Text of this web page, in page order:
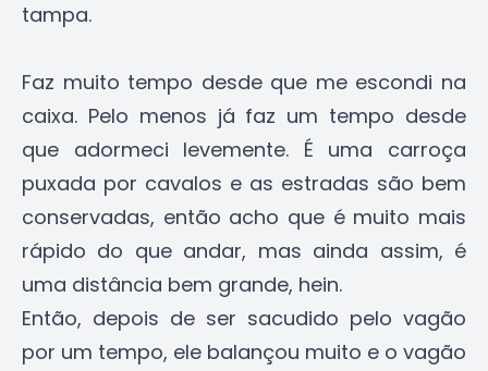
tampa.
Faz muito tempo desde que me escondi na
caixa. Pelo menos já faz um tempo desde
que adormeci levemente. É uma carroça
puxada por cavalos e as estradas são bem
conservadas, então acho que é muito mais
rápido do que andar, mas ainda assim, é
uma distância bem grande, hein.
Então, depois de ser sacudido pelo vagão
por um tempo, ele balançou muito e o vagão